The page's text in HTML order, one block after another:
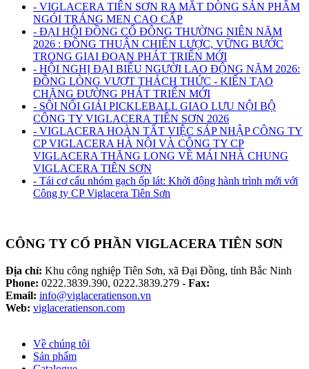
- VIGLACERA TIÊN SƠN RA MẮT DÒNG SẢN PHẨM
NGÓI TRÁNG MEN CAO CẤP
- ĐẠI HỘI ĐỒNG CỔ ĐÔNG THƯỜNG NIÊN NĂM
2026 : ĐỒNG THUẬN CHIẾN LƯỢC, VỮNG BƯỚC
TRONG GIAI ĐOẠN PHÁT TRIỂN MỚI
- HỘI NGHỊ ĐẠI BIỂU NGƯỜI LAO ĐỘNG NĂM 2026:
ĐỒNG LÒNG VƯỢT THÁCH THỨC - KIẾN TẠO
CHẶNG ĐƯỜNG PHÁT TRIỂN MỚI
- SÔI NỔI GIẢI PICKLEBALL GIAO LƯU NỘI BỘ
CÔNG TY VIGLACERA TIÊN SƠN 2026
- VIGLACERA HOÀN TẤT VIỆC SÁP NHẬP CÔNG TY
CP VIGLACERA HÀ NỘI VÀ CÔNG TY CP
VIGLACERA THĂNG LONG VỀ MÁI NHÀ CHUNG
VIGLACERA TIÊN SƠN
- Tái cơ cấu nhóm gạch ốp lát: Khởi động hành trình mới với
Công ty CP Viglacera Tiên Sơn
CÔNG TY CỔ PHẦN VIGLACERA TIÊN SƠN
Địa chỉ: Khu công nghiệp Tiên Sơn, xã Đại Đồng, tỉnh Bắc Ninh
Phone: 0222.3839.390, 0222.3839.279 - Fax:
Email: info@viglaceratienson.vn
Web: viglaceratienson.com
Về chúng tôi
Sản phẩm